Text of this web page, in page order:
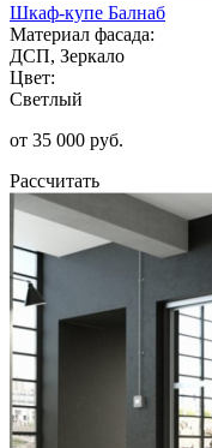
Шкаф-купе Балнаб
Материал фасада:
ДСП, Зеркало
Цвет:
Светлый
от 35 000 руб.
Рассчитать